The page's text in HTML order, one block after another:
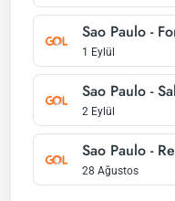
Sao Paulo -
1 Eylül
Sao Paulo -
2 Eylül
Sao Paulo -
28 Ağustos